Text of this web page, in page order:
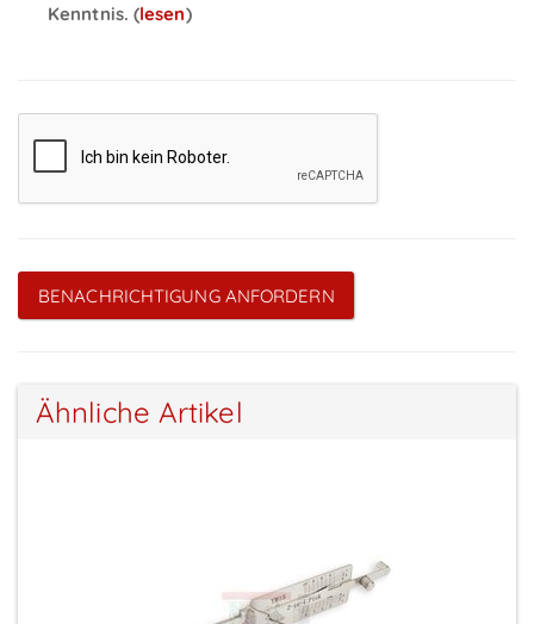
Kenntnis. (lesen)
BENACHRICHTIGUNG ANFORDERN
Ähnliche Artikel